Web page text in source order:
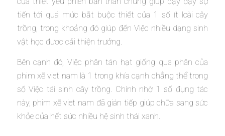
tiến tới quá mức bắt buộc thiết của 1 số ít loài cây
trồng, trong khoảng đó giúp đến Việc nhiều dạng sinh
vật học được cải thiện trưởng.
Bên cạnh đó, Việc phân tán hạt giống qua phân của
phim xẽ viet nam là 1 trong khía cạnh chẳng thể trong
số Việc tái sinh cây trồng. Chính nhờ 1 số đụng tác
này, phim xẽ viet nam đã gián tiếp giúp chữa sang sức
khỏe của hết sức nhiều hệ sinh thái xanh.